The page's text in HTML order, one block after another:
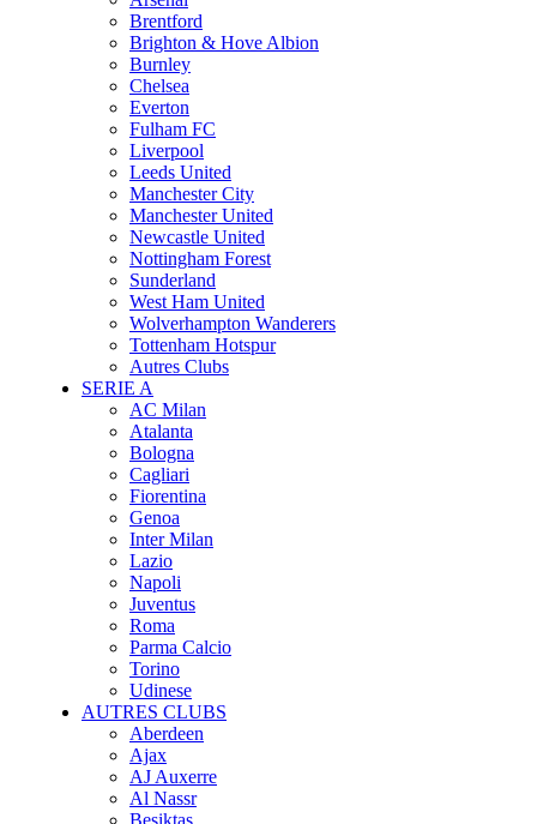
Brentford
Brighton & Hove Albion
Burnley
Chelsea
Everton
Fulham FC
Liverpool
Leeds United
Manchester City
Manchester United
Newcastle United
Nottingham Forest
Sunderland
West Ham United
Wolverhampton Wanderers
Tottenham Hotspur
Autres Clubs
SERIE A
AC Milan
Atalanta
Bologna
Cagliari
Fiorentina
Genoa
Inter Milan
Lazio
Napoli
Juventus
Roma
Parma Calcio
Torino
Udinese
AUTRES CLUBS
Aberdeen
Ajax
AJ Auxerre
Al Nassr
Besiktas